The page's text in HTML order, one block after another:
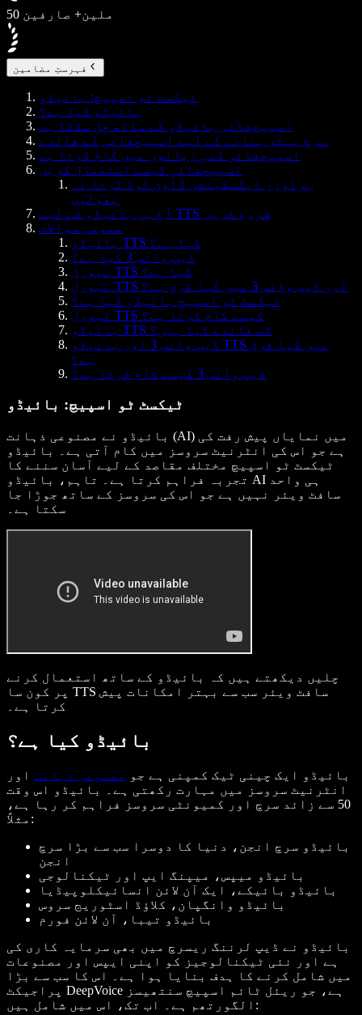
50 ملین+ صارفین
فہرستِ مضامین
ٹیکسٹ ٹو اسپیچ: بائیڈو
بائیڈو کیا ہے؟
اسپیچفائی بائیڈو کے ساتھ چل سکتا ہے
سرچ بہتر بنانے کے لیے اسپیچفائی کے فائدے
اسپیچفائی کئی زبانوں میں کام کرتا ہے
اسپیچفائی کیسے استعمال کریں
براؤزر ایکسٹینشن ڈاؤن لوڈ کرنا نہ
بھولیں
آج ہی بائیڈو کے لیے TTS شروع کریں
عمومی سوالات
بائیڈو TTS کیا ہے؟
ڈیپ وائس 3 کیا ہے؟
نیورل TTS کیا ہے؟
نیورل TTS اور ڈیپ وائس 3 میں کیا فرق ہے؟
ٹیکسٹ ٹو اسپیچ بائیڈو کیا ہے؟
نیورل TTS کیسے کام کرتا ہے؟
بائیڈو TTS کے فائدے کیا ہیں؟
ڈیپ وائس 3 اور بائیڈو TTS میں کیا فرق
ہے؟
ڈیپ وائس 3 کیسے کام کرتا ہے؟
ٹیکسٹ ٹو اسپیچ: بائیڈو
بائیڈو نے مصنوعی ذہانت (AI) میں نمایاں پیش رفت کی
ہے جو اس کی انٹرنیٹ سروسز میں کام آتی ہے۔ بائیڈو
ٹیکسٹ ٹو اسپیچ مختلف مقاصد کے لیے آسان سننے کا
تجربہ فراہم کرتا ہے۔ تاہم، بائیڈو AI ہی واحد
سافٹ ویئر نہیں ہے جو اس کی سروسز کے ساتھ جوڑا جا
سکتا ہے۔
چلیں دیکھتے ہیں کہ بائیڈو کے ساتھ استعمال کرنے
پر کون سا TTS سافٹ ویئر سب سے بہتر امکانات پیش
کرتا ہے۔
بائیڈو کیا ہے؟
بائیڈو ایک چینی ٹیک کمپنی ہے جو مصنوعی ذہانت اور
انٹرنیٹ سروسز میں مہارت رکھتی ہے۔ بائیڈو اس وقت
50 سے زائد سرچ اور کمیونٹی سروسز فراہم کر رہا ہے،
مثلاً:
بائیڈو سرچ انجن، دنیا کا دوسرا سب سے بڑا سرچ
انجن
بائیڈو میپس، میپنگ ایپ اور ٹیکنالوجی
بائیڈو بائیکے، ایک آن لائن انسائیکلوپیڈیا
بائیڈو وانگپان، کلاؤڈ اسٹوریج سروس
بائیڈو تیبا، آن لائن فورم
بائیڈو نے ڈیپ لرننگ ریسرچ میں بھی سرمایہ کاری کی
ہے اور نئی ٹیکنالوجیز کو اپنی ایپس اور مصنوعات
میں شامل کرنے کا ہدف بنایا ہوا ہے۔ اس کا سب سے بڑا
پراجیکٹ DeepVoice ہے، جو ریئل ٹائم اسپیچ سنتھیسز
الگورتھم ہے۔ اب تک، اس میں شامل ہیں: